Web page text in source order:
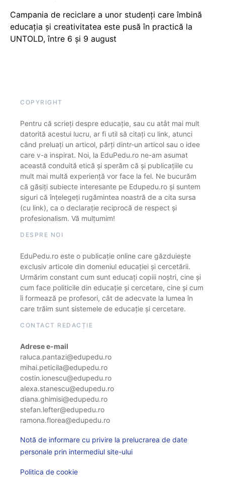
Campania de reciclare a unor studenți care îmbină
educația și creativitatea este pusă în practică la
UNTOLD, între 6 și 9 august
COPYRIGHT
Pentru că scrieți despre educație, sau cu atât mai mult
datorită acestui lucru, ar fi util să citați cu link, atunci
când preluați un articol, părți dintr-un articol sau o idee
care v-a inspirat. Noi, la EduPedu.ro ne-am asumat
această conduită etică și sperăm că și publicațiile cu
mult mai multă experiență vor face la fel. Ne bucurăm
că găsiți subiecte interesante pe Edupedu.ro și suntem
siguri că înțelegeți rugămintea noastră de a cita sursa
(cu link), ca o declarație reciprocă de respect și
profesionalism. Vă mulțumim!
DESPRE NOI
EduPedu.ro este o publicație online care găzduiește
exclusiv articole din domeniul educației și cercetării.
Urmărim constant cum sunt educați copiii noștri, cine și
cum face politicile din educație și cercetare, cine și cum
îi formează pe profesori, cât de adecvate la lumea în
care trăim sunt sistemele de educație și cercetare.
CONTACT REDACȚIE
Adrese e-mail
raluca.pantazi@edupedu.ro
mihai.peticila@edupedu.ro
costin.ionescu@edupedu.ro
alexa.stanescu@edupedu.ro
diana.ghimisi@edupedu.ro
stefan.lefter@edupedu.ro
ramona.florea@edupedu.ro
Notă de informare cu privire la prelucrarea de date
personale prin intermediul site-ului
Politica de cookie